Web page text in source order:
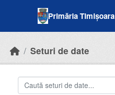
Primăria Timișoara
Seturi de date